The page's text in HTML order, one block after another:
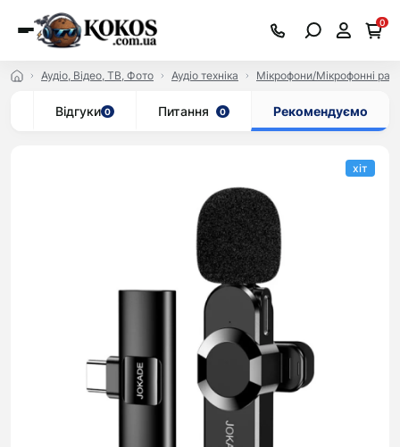
0
Аудіо, Відео, ТВ, Фото Аудіо техніка Мікрофони/Мікрофонні
Відгуки 0 Питання 0 Рекомендуємо
хіт